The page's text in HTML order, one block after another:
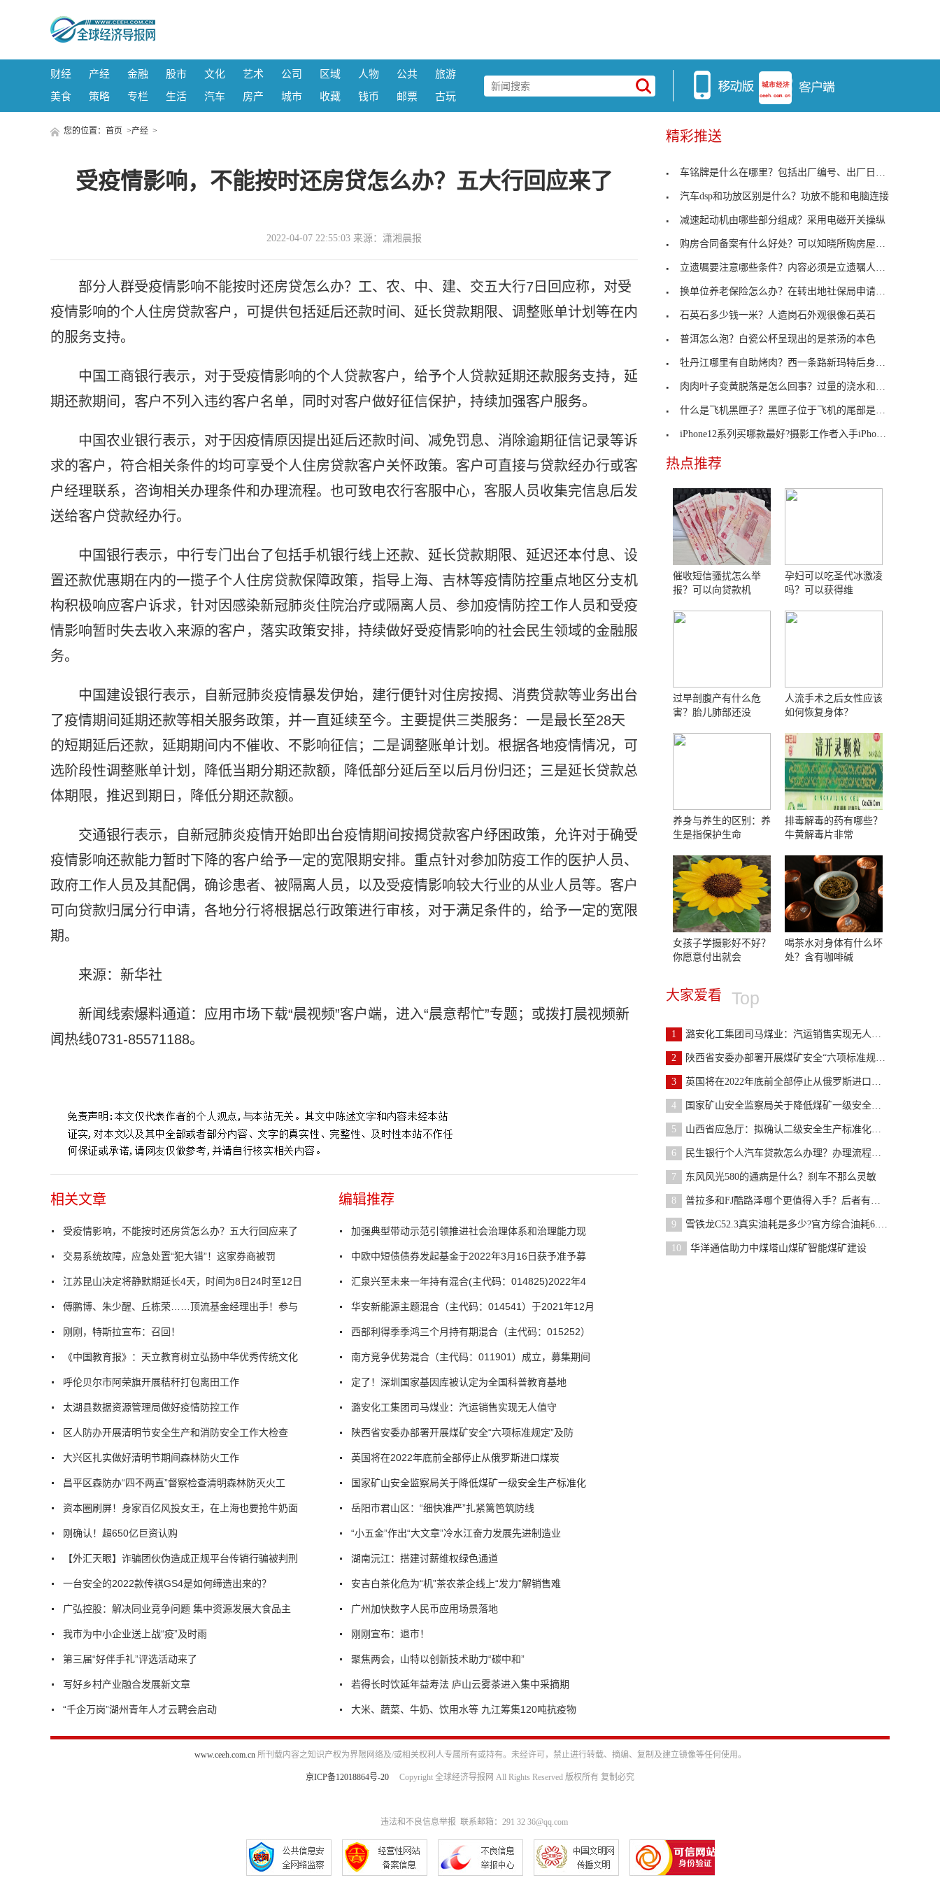
财经 产经 金融 股市 文化 艺术 公司 区域 人物 公共
旅游
美食
策略 专栏 生活 汽车 房产 城市 收藏 钱币 邮票 古玩
您的位置： 首页 >产经 >
受疫情影响，不能按时还房贷怎么办？五大行回应来了
2022-04-07 22:55:03 来源：潇湘晨报
部分人群受疫情影响不能按时还房贷怎么办？工、农、中、建、交五大行7日回应称，对受
疫情影响的个人住房贷款客户，可提供包括延后还款时间、延长贷款期限、调整账单计划等在内
的服务支持。
中国工商银行表示，对于受疫情影响的个人贷款客户，给予个人贷款延期还款服务支持，延
期还款期间，客户不列入违约客户名单，同时对客户做好征信保护，持续加强客户服务。
中国农业银行表示，对于因疫情原因提出延后还款时间、减免罚息、消除逾期征信记录等诉
求的客户，符合相关条件的均可享受个人住房贷款客户关怀政策。客户可直接与贷款经办行或客
户经理联系，咨询相关办理条件和办理流程。也可致电农行客服中心，客服人员收集完信息后发
送给客户贷款经办行。
中国银行表示，中行专门出台了包括手机银行线上还款、延长贷款期限、延迟还本付息、设
置还款优惠期在内的一揽子个人住房贷款保障政策，指导上海、吉林等疫情防控重点地区分支机
构积极响应客户诉求，针对因感染新冠肺炎住院治疗或隔离人员、参加疫情防控工作人员和受疫
情影响暂时失去收入来源的客户，落实政策安排，持续做好受疫情影响的社会民生领域的金融服
务。
中国建设银行表示，自新冠肺炎疫情暴发伊始，建行便针对住房按揭、消费贷款等业务出台
了疫情期间延期还款等相关服务政策，并一直延续至今。主要提供三类服务：一是最长至28天
的短期延后还款，延期期间内不催收、不影响征信；二是调整账单计划。根据各地疫情情况，可
选阶段性调整账单计划，降低当期分期还款额，降低部分延后至以后月份归还；三是延长贷款总
体期限，推迟到期日，降低分期还款额。
交通银行表示，自新冠肺炎疫情开始即出台疫情期间按揭贷款客户纾困政策，允许对于确受
疫情影响还款能力暂时下降的客户给予一定的宽限期安排。重点针对参加防疫工作的医护人员、
政府工作人员及其配偶，确诊患者、被隔离人员，以及受疫情影响较大行业的从业人员等。客户
可向贷款归属分行申请，各地分行将根据总行政策进行审核，对于满足条件的，给予一定的宽限
期。
来源：新华社
新闻线索爆料通道：应用市场下载“晨视频”客户端，进入“晨意帮忙”专题；或拨打晨视频新
闻热线0731-85571188。
相关文章
受疫情影响，不能按时还房贷怎么办？五大行回应来了
交易系统故障，应急处置“犯大错”！这家券商被罚
江苏昆山决定将静默期延长4天，时间为8日24时至12日
傅鹏博、朱少醒、丘栋荣……顶流基金经理出手！参与
刚刚，特斯拉宣布：召回！
《中国教育报》：天立教育树立弘扬中华优秀传统文化
呼伦贝尔市阿荣旗开展秸秆打包离田工作
太湖县数据资源管理局做好疫情防控工作
区人防办开展清明节安全生产和消防安全工作大检查
大兴区扎实做好清明节期间森林防火工作
昌平区森防办“四不两直”督察检查清明森林防灭火工
资本圈刷屏！身家百亿风投女王，在上海也要抢牛奶面
刚确认！超650亿巨资认购
【外汇天眼】诈骗团伙伪造成正规平台传销行骗被判刑
一台安全的2022款传祺GS4是如何缔造出来的？
广弘控股：解决同业竞争问题 集中资源发展大食品主
我市为中小企业送上战“疫”及时雨
第三届“好伴手礼”评选活动来了
写好乡村产业融合发展新文章
“千企万岗”湖州青年人才云聘会启动
编辑推荐
加强典型带动示范引领推进社会治理体系和治理能力现
中欧中短债债券发起基金于2022年3月16日获予准予募
汇泉兴至未来一年持有混合(主代码：014825)2022年4
华安新能源主题混合（主代码：014541）于2021年12月
西部利得季季鸿三个月持有期混合（主代码：015252）
南方竞争优势混合（主代码：011901）成立，募集期间
定了！深圳国家基因库被认定为全国科普教育基地
潞安化工集团司马煤业：汽运销售实现无人值守
陕西省安委办部署开展煤矿安全“六项标准规定”及防
英国将在2022年底前全部停止从俄罗斯进口煤炭
国家矿山安全监察局关于降低煤矿一级安全生产标准化
岳阳市君山区：“细快准严”扎紧篱笆筑防线
“小五金”作出“大文章”冷水江奋力发展先进制造业
湖南沅江：搭建讨薪维权绿色通道
安吉白茶化危为“机”茶农茶企线上“发力”解销售难
广州加快数字人民币应用场景落地
刚刚宣布：退市！
聚焦两会，山特以创新技术助力“碳中和”
若得长时饮延年益寿法 庐山云雾茶进入集中采摘期
大米、蔬菜、牛奶、饮用水等 九江筹集120吨抗疫物
精彩推送
车铭牌是什么在哪里？包括出厂编号、出厂日期及厂名
汽车dsp和功放区别是什么？功放不能和电脑连接
减速起动机由哪些部分组成？采用电磁开关操纵
购房合同备案有什么好处？可以知晓所购房屋手续是否
立遗嘱要注意哪些条件？内容必须是立遗嘱人的真实意
换单位养老保险怎么办？在转出地社保局申请开具凭证
石英石多少钱一米？人造岗石外观很像石英石
普洱怎么泡？白瓷公杯呈现出的是茶汤的本色
牡丹江哪里有自助烤肉？西一条路新玛特后身高丽雅烤
肉肉叶子变黄脱落是怎么回事？过量的浇水和施肥
什么是飞机黑匣子？黑匣子位于飞机的尾部是什么原理
iPhone12系列买哪款最好?摄影工作者入手iPhone 12 Pro Max
热点推荐
催收短信骚扰怎么举
报？可以向贷款机
孕妇可以吃圣代冰激凌
吗？可以获得维
过早剖腹产有什么危
害？胎儿肺部还没
人流手术之后女性应该
如何恢复身体？
养身与养生的区别：养
生是指保护生命
排毒解毒的药有哪些？
牛黄解毒片非常
女孩子学摄影好不好？
你愿意付出就会
喝茶水对身体有什么坏
处？含有咖啡碱
大家爱看 Top
1 潞安化工集团司马煤业：汽运销售实现无人值守
2 陕西省安委办部署开展煤矿安全“六项标准规定”及防
3 英国将在2022年底前全部停止从俄罗斯进口煤炭
4 国家矿山安全监察局关于降低煤矿一级安全生产标准化
5 山西省应急厅：拟确认二级安全生产标准化管理体系煤
6 民生银行个人汽车贷款怎么办理？办理流程来了
7 东风风光580的通病是什么？刹车不那么灵敏
8 普拉多和FJ酷路泽哪个更值得入手？后者有独特的“音
9 雪铁龙C52.3真实油耗是多少?官方综合油耗6.6L/100km
10 华洋通信助力中煤塔山煤矿智能煤矿建设
www.ceeh.com.cn所刊载内容之知识产权为界限网络及/或相关权利人专属所有或持有。未经许可，禁止进行转载、摘编、复制及建立镜像等任何使用。
京ICP备12018864号-20 Copyright 全球经济导报网 All Rights Reserved 版权所有 复制必究
违法和不良信息举报 联系邮箱：291 32 36@qq.com